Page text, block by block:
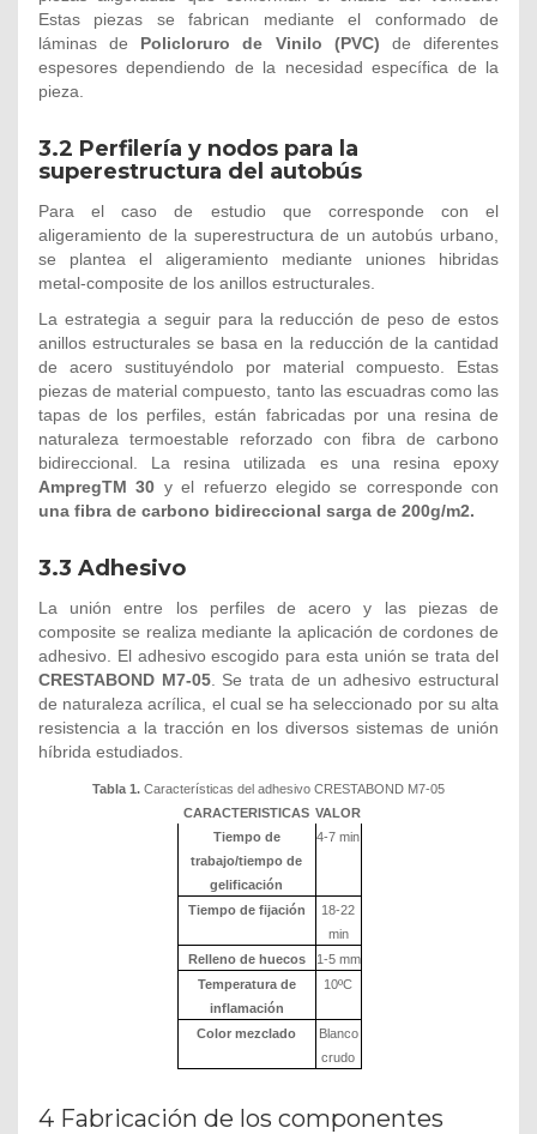
Estas piezas se fabrican mediante el conformado de
láminas de Policloruro de Vinilo (PVC) de diferentes
espesores dependiendo de la necesidad específica de la
pieza.
3.2 Perfilería y nodos para la
superestructura del autobús
Para el caso de estudio que corresponde con el
aligeramiento de la superestructura de un autobús urbano,
se plantea el aligeramiento mediante uniones hibridas
metal-composite de los anillos estructurales.
La estrategia a seguir para la reducción de peso de estos
anillos estructurales se basa en la reducción de la cantidad
de acero sustituyéndolo por material compuesto. Estas
piezas de material compuesto, tanto las escuadras como las
tapas de los perfiles, están fabricadas por una resina de
naturaleza termoestable reforzado con fibra de carbono
bidireccional. La resina utilizada es una resina epoxy
AmpregTM 30 y el refuerzo elegido se corresponde con
una fibra de carbono bidireccional sarga de 200g/m2.
3.3 Adhesivo
La unión entre los perfiles de acero y las piezas de
composite se realiza mediante la aplicación de cordones de
adhesivo. El adhesivo escogido para esta unión se trata del
CRESTABOND M7-05. Se trata de un adhesivo estructural
de naturaleza acrílica, el cual se ha seleccionado por su alta
resistencia a la tracción en los diversos sistemas de unión
híbrida estudiados.
Tabla 1. Características del adhesivo CRESTABOND M7-05
CARACTERISTICAS VALOR
Tiempo de
trabajo/tiempo de
gelificación
4-7 min
Tiempo de fijación
18-22
min
Relleno de huecos
1-5 mm
Temperatura de
inflamación
10ºC
Color mezclado
Blanco
crudo
4 Fabricación de los componentes